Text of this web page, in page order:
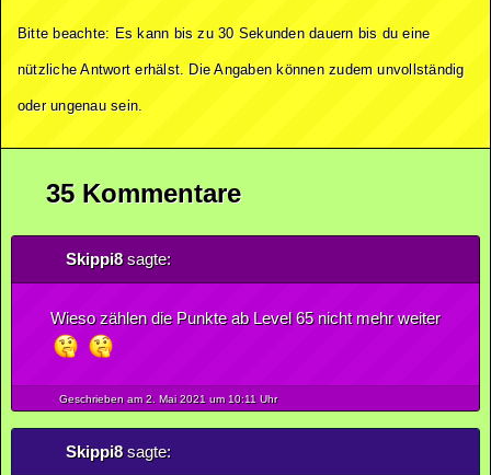
Bitte beachte: Es kann bis zu 30 Sekunden dauern bis du eine
nützliche Antwort erhälst. Die Angaben können zudem unvollständig
oder ungenau sein.
35 Kommentare
Skippi8sagte:
Wieso zählen die Punkte ab Level 65 nicht mehr weiter
Geschrieben am 2. Mai2021 um 10:11 Uhr
Skippi8sagte: